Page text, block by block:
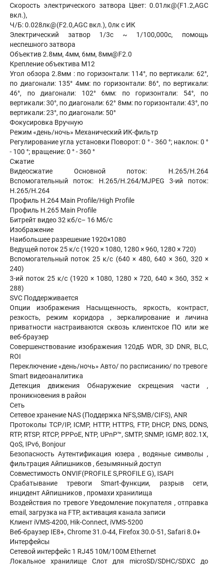
Скорость электрического затвора Цвет: 0.01лк@(F1.2,AGC
вкл.),
Ч/Б: 0.028лк@(F2.0,AGC вкл.), 0лк с ИК
Электрический затвор 1/3с ~ 1/100,000с, помощь
неспешного затвора
Объектив 2.8мм, 4мм, 6мм, 8мм@F2.0
Крепление объектива М12
Угол обзора 2.8мм : по горизонтали: 114°, по вертикали: 62°,
по диагонали: 135° 4мм: по горизонтали: 86°, по вертикали:
46°, по диагонали: 102° 6мм: по горизонтали: 54°, по
вертикали: 30°, по диагонали: 62° 8мм: по горизонтали: 43°, по
вертикали: 23°, по диагонали: 50°
Фокусировка Вручную
Режим «день/ночь» Механический ИК-фильтр
Регулирование угла установки Поворот: 0 ° - 360 °; наклон: 0 °
- 100 °; вращение: 0 ° - 360 °
Сжатие
Видеосжатие Основной поток: H.265/H.264
Вспомогательный поток: H.265/H.264/MJPEG 3-ий поток:
H.265/H.264
Профиль H.264 Main Profile/High Profile
Профиль H.265 Main Profile
Битрейт видео 32 кб/с– 16 Мб/с
Изображение
Наибольшее разрешение 1920×1080
Ведущей поток 25 к/с (1920 × 1080, 1280 × 960, 1280 × 720)
Вспомогательный поток 25 к/с (640 × 480, 640 × 360, 320 ×
240)
3-ий поток 25 к/с (1920 × 1080, 1280 × 720, 640 × 360, 352 ×
288)
SVC Поддерживается
Опции изображения Насыщенность, яркость, контраст,
резкость, режим коридора , зеркалирование и личина
приватности настраиваются сквозь клиентское ПО или же
веб-браузер
Совершенствование изображения 120дБ WDR, 3D DNR, BLC,
ROI
Переключение «день/ночь» Авто/ по расписанию/ по тревоге
Smart видеоаналитика
Детекция движения Обнаружение скрещения части ,
проникновения в район
Сеть
Сетевое хранение NAS (Поддержка NFS,SMB/CIFS), ANR
Протоколы TCP/IP, ICMP, HTTP, HTTPS, FTP, DHCP, DNS, DDNS,
RTP, RTSP, RTCP, PPPoE, NTP, UPnP™, SMTP, SNMP, IGMP, 802.1X,
QoS, IPv6, Bonjour
Безопасность Аутентификация юзера , водяные символы ,
фильтрация Айпишников , безымянный доступ
Совместимость ONVIF(PROFILE S,PROFILE G), ISAPI
Срабатывание тревоги Smart-функции, разрыв сети,
инцидент Айпишников , промахи хранилища
Воздействия по тревоге Уведомление покупателя , отправка
email, загрузка на FTP, активация канала записи
Клиент iVMS-4200, Hik-Connect, iVMS-5200
Веб-браузер IE8+, Chrome 31.0-44, Firefox 30.0-51, Safari 8.0+
Интерфейсы
Сетевой интерфейс 1 RJ45 10M/100M Ethernet
Локальное хранилище Слот для microSD/SDHC/SDXC до